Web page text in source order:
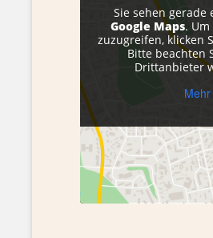
Sie sehen
Google Maps.
zuzugreifen, klicken
Bitte beachten
Drittanbieter